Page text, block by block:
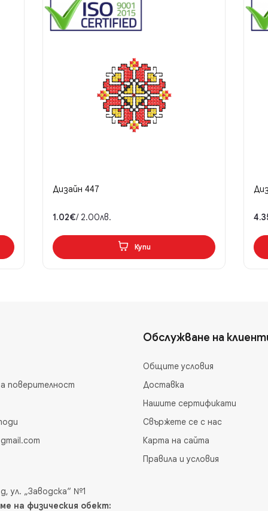
1.02€/ 2.00лв.
Дизайн 447
Купи
поверителност
ул. „Заводска“ №1
на физическия обект:
Обслужване на
Общите условия
Доставка
Нашите сертификати
Свържете се с нас
Карта на сайта
Правила и условия